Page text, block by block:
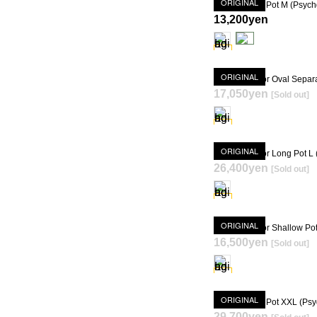
13,200yen
ORIGINAL
17,050yen [Sold out]
ORIGINAL
26,400yen [Sold out]
SOLD OUT
ORIGINAL
16,500yen [Sold out]
ORIGINAL